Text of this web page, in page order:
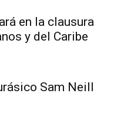
en la clausura
y del Caribe
Sam Neill